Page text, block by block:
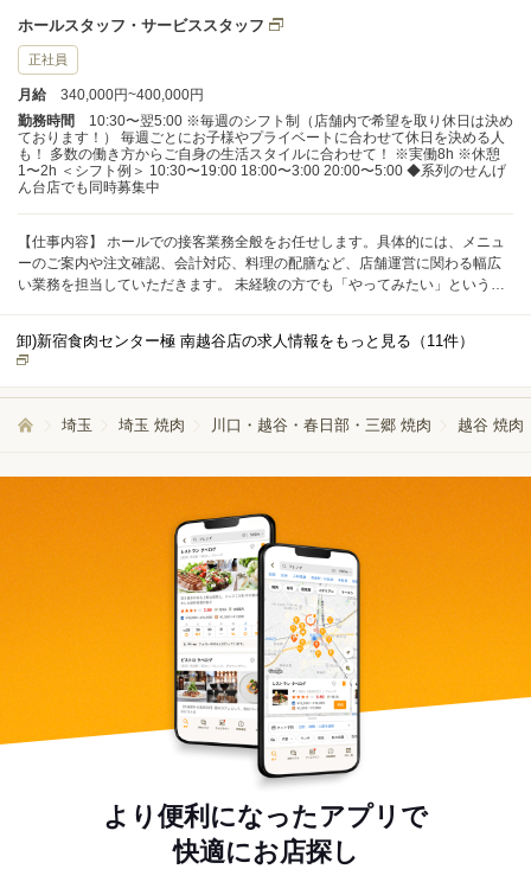
きた経験を当社で是非発揮してください！ 当社は風通しが良くあなたの力を
試すことができます。 TVやメディアに多数出演する当社で働くことにより、
将来独立したい方も当社グループの経験がいかされます！ スタッフ内の意見
交換などもしやすく新メニュー考案なども積極的におこなえる環境。 明確な
システム管理のもと入社後、各店舗で活躍した分、重要ポストへのキャリア
アップも早まります。
ホールスタッフ・サービススタッフ
正社員
月給
340,000円~400,000円
勤務時間
10:30〜翌5:00 ※毎週のシフト制（店舗内で希望を取り休日は決め
ております！） 毎週ごとにお子様やプライベートに合わせて休日を決める人
も！ 多数の働き方からご自身の生活スタイルに合わせて！ ※実働8h ※休憩
1〜2h ＜シフト例＞ 10:30〜19:00 18:00〜3:00 20:00〜5:00 ◆系列のせんげ
ん台店でも同時募集中
【仕事内容】 ホールでの接客業務全般をお任せします。具体的には、メニュ
ーのご案内や注文確認、会計対応、料理の配膳など、店舗運営に関わる幅広
い業務を担当していただきます。 未経験の方でも「やってみたい」という意
供するため、一緒に質の高いサービスを目指していきましょう。 また、入社
後は各店舗での活躍や実績に応じて、早期のキャリアアップも可能です。 重
要なポジションへのステップアップも目指せる環境が整っています。
卸)新宿食肉センター極 南越谷店の求人情報をもっと見る（ 11件）
埼玉 埼玉 焼肉 川口・越谷・春日部・三郷 焼肉 越谷 焼肉
より便利になったアプリで
快適にお店探し